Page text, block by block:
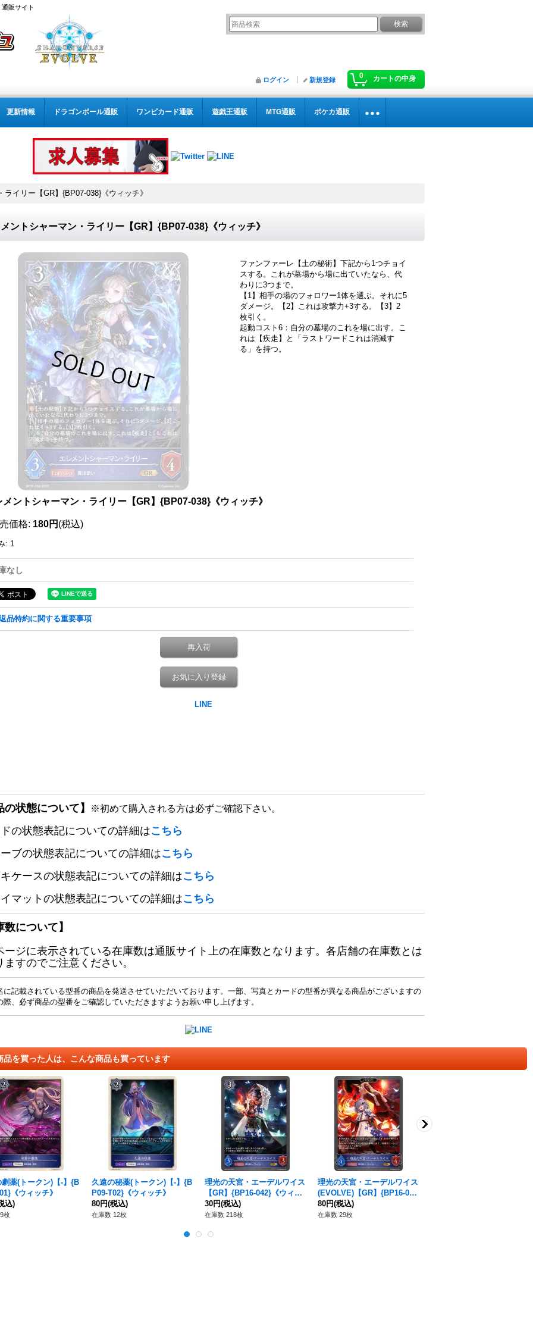
販サイト
0 カートの中身
ログイン 新規登録
更新情報 ドラゴンボール通販 ワンピカード通販 遊戯王通販 MTG通販 ポケカ通販
イリー【GR】{BP07-038}《ウィッチ》
ントシャーマン・ライリー【GR】{BP07-038}《ウィッチ》
ファンファーレ【土の秘術】下記から1つチョイ
スする。これが墓場から場に出ていたなら、代
わりに3つまで。
【1】相手の場のフォロワー1体を選ぶ。それに5
ダメージ。【2】これは攻撃力+3する。【3】2
枚引く。
起動コスト6：自分の墓場のこれを場に出す。こ
れは【疾走】と「ラストワードこれは消滅す
る」を持つ。
メントシャーマン・ライリー【GR】{BP07-038}《ウィッチ》
価格: 180円 (税込)
: 1
なし
品特約に関する重要事項
再入荷
お気に入り登録
の状態について】 ※初めて購入される方は必ずご確認下さい。
の状態表記についての詳細はこちら
ブの状態表記についての詳細はこちら
ケースの状態表記についての詳細はこちら
マットの状態表記についての詳細はこちら
数について】
ージに表示されている在庫数は通販サイト上の在庫数となります。各店舗の在庫数とは
ますのでご注意ください。
記載されている型番の商品を発送させていただいております。一部、写真とカードの型番が異なる商品がございますの
際、必ず商品の型番をご確認していただきますようお願い申し上げます。
品を買った人は、こんな商品も買っています
劇薬(トークン)【-】{B
《ウィッチ》
込)
枚
久遠の秘薬(トークン)【-】{B
P09-T02}《ウィッチ》
80円(税込)
在庫数 12枚
理光の天宮・エーデルワイス
【GR】{BP16-042}《ウィッ
チ》
30円(税込)
在庫数 218枚
理光の天宮・エーデルワイス
(EVOLVE)【GR】{BP16-04
3}《ウィッチ》
80円(税込)
在庫数 29枚